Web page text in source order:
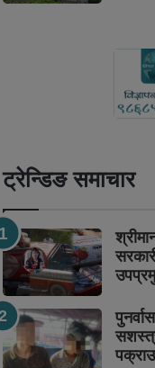
ट्रेन्डिङ समाचार
पक्राउ